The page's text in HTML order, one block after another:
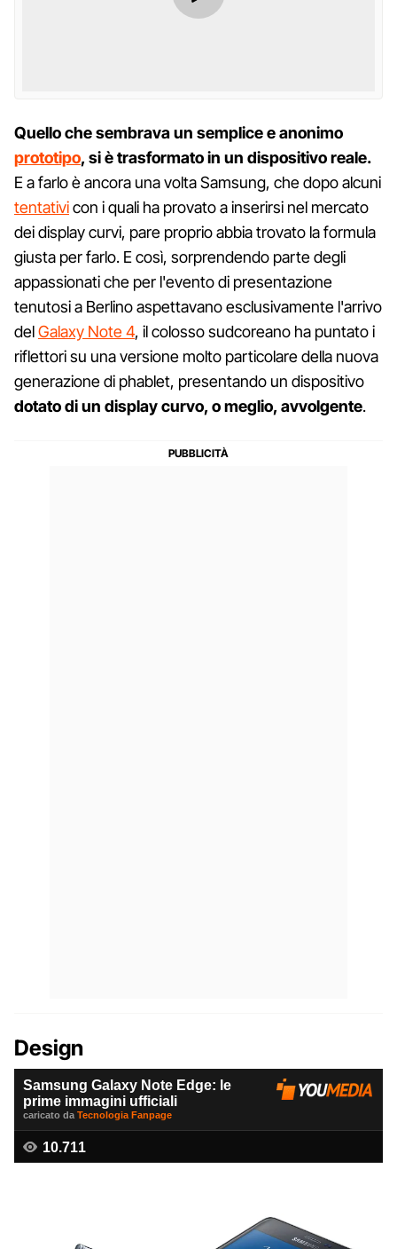
Quello che sembrava un semplice e anonimo
prototipo, si è trasformato in un dispositivo reale.
E a farlo è ancora una volta Samsung, che dopo alcuni
tentativicon i quali ha provato a inserirsi nel mercato
dei display curvi, pare proprio abbia trovato la formula
giusta per farlo. E così, sorprendendo parte degli
appassionati che per l'evento di presentazione
tenutosi a Berlino aspettavano esclusivamente l'arrivo
delGalaxy Note 4, il colosso sudcoreano ha puntato i
riflettori su una versione molto particolare della nuova
generazione di phablet, presentando un dispositivo
dotato di un display curvo, o meglio, avvolgente.
Design